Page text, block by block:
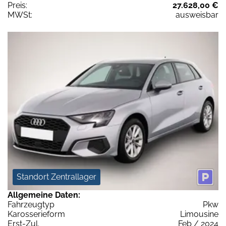
Preis:
27.628,00 €
MWSt:
ausweisbar
Standort Zentrallager
Allgemeine Daten:
Fahrzeugtyp
Pkw
Karosserieform
Limousine
Erst-Zul.
Feb / 2024